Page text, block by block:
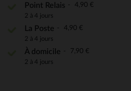
Point Relais 4,90 €
2 à 4 jours
La Poste 4,90 €
2 à 4 jours
À domicile 7,90 €
2 à 4 jours